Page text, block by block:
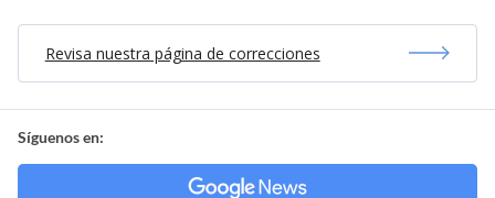
Revisa nuestra página de correcciones
Síguenos en: